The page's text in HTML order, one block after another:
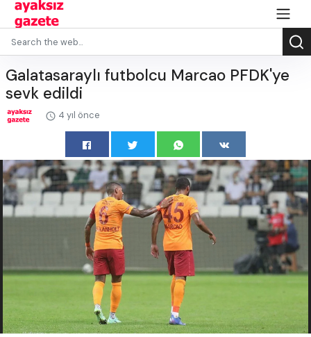
Galatasaraylı futbolcu Marcao PFDK'ye
sevk edildi
4 yıl önce